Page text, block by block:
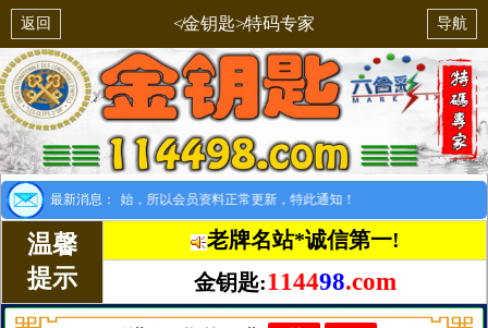
返回 ≮金钥匙≯特码专家 导航
最新消息：
示：8月1日开始，所以会员资料正常更新，特此通知！
温馨
提示
老牌名站*诚信第一!
金钥匙:114498.com